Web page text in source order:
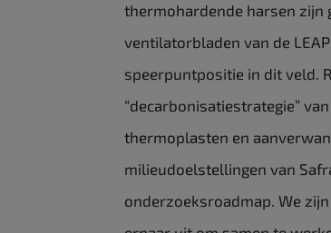
thermohardende harsen zijn
ventilatorbladen van de
speerpuntpositie in dit veld.
“decarbonisatiestrategie”
thermoplasten en
milieudoelstellingen van
onderzoeksroadmap. We